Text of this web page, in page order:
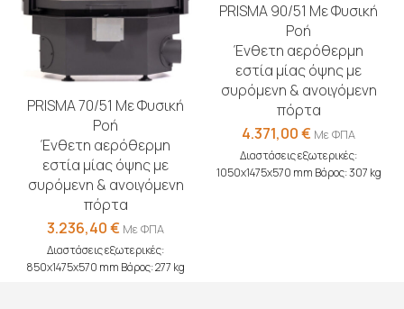
PRISMA 70/51 Με Φυσική
Ροή
Ένθετη αερόθερμη
εστία μίας όψης με
συρόμενη & ανοιγόμενη
πόρτα
3.236,40€ Με ΦΠΑ
Διαστάσεις εξωτερικές:
850x1475x570 mm Βάρος: 277 kg
PRISMA 90/51 Με Φυσική
Ροή
Ένθετη αερόθερμη
εστία μίας όψης με
συρόμενη & ανοιγόμενη
πόρτα
4.371,00€ Με ΦΠΑ
Διαστάσεις εξωτερικές:
1050x1475x570 mm Βάρος: 307 kg